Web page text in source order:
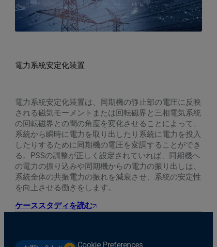
電力系統安定化装置
電力系統安定化装置は、同期機の静止部の電圧に反映
される磁気モーメントまたは回転磁界と三相電気系統
の回転磁界との間の角度を変化させることによって、
系統から瞬時に電力を取り出したり系統に電力を投入
したりするために同期機の電圧を変調することができ
る。PSSの調整が正しく設定されていれば、同期機へ
の電力の振り込みや同期機からの電力の振り出しは、
系統全体の共振電力の振れを減衰させ、系統の安定性
を向上させる働きをします。
ケーススタディを読む
Cookie Preferences